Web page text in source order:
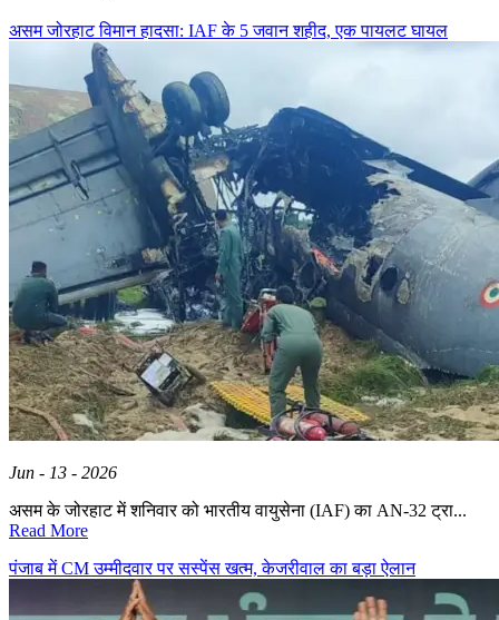
असम जोरहाट विमान हादसा: IAF के 5 जवान शहीद, एक पायलट घायल
Jun - 13 - 2026
असम के जोरहाट में शनिवार को भारतीय वायुसेना (IAF) का AN-32 ट्रा...
Read More
पंजाब में CM उम्मीदवार पर सस्पेंस खत्म, केजरीवाल का बड़ा ऐलान